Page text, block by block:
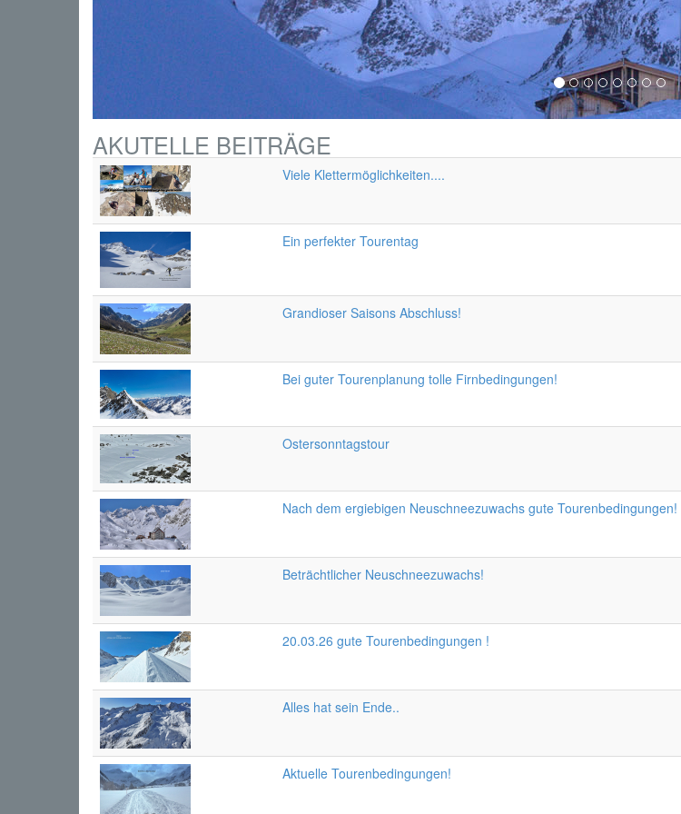
AKUTELLE BEITRÄGE
Viele Klettermöglichkeiten....
Ein perfekter Tourentag
Grandioser Saisons Abschluss!
Bei guter Tourenplanung tolle Firnbedingungen!
Ostersonntagstour
Nach dem ergiebigen Neuschneezuwachs gute Tourenbedingungen!
Beträchtlicher Neuschneezuwachs!
20.03.26 gute Tourenbedingungen !
Alles hat sein Ende..
Aktuelle Tourenbedingungen!